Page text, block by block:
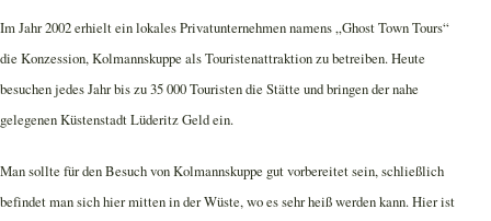
Im Jahr 2002 erhielt ein lokales Privatunternehmen namens „Ghost Town Tours“
die Konzession, Kolmannskuppe als Touristenattraktion zu betreiben. Heute
besuchen jedes Jahr bis zu 35 000 Touristen die Stätte und bringen der nahe
gelegenen Küstenstadt Lüderitz Geld ein.
Man sollte für den Besuch von Kolmannskuppe gut vorbereitet sein, schließlich
befindet man sich hier mitten in der Wüste, wo es sehr heiß werden kann. Hier ist